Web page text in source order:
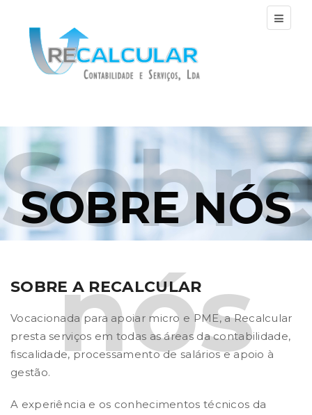
nós
SOBRENÓS
SOBRE A RECALCULAR
Vocacionada para apoiar micro e PME, a Recalcular
presta serviços em todas as áreas da contabilidade,
fiscalidade, processamento de salários e apoio à
gestão.
A experiência e os conhecimentos técnicos da